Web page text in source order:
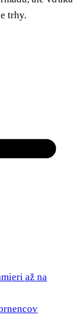
trhy.
až na